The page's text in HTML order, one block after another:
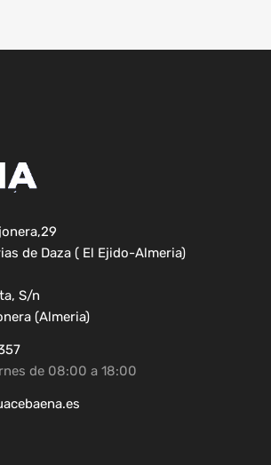
de Daza ( El Ejido-Almeria)
S/n
(Almeria)
de 08:00 a 18:00